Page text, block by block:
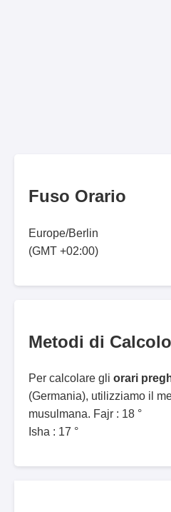
Fuso Orario
Europe/Berlin
(GMT +02:00)
Metodi di Calcolo
Per calcolare gli orari
(Germania), utilizziamo il
musulmana. Fajr : 18 °
Isha : 17 °